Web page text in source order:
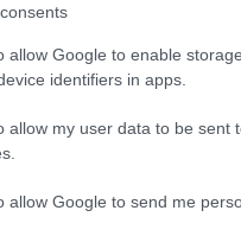
allow Google to enable
identifiers in apps.
allow my user data to be sent
allow Google to send me
da ammirare
Grazie. Questo
degli anni, ma